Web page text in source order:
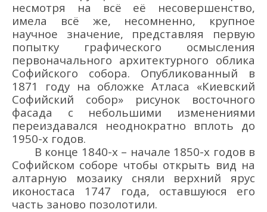
несмотря на всё её несовершенство,
имела всё же, несомненно, крупное
научное значение, представляя первую
попытку графического осмысления
первоначального архитектурного облика
Софийского собора. Опубликованный в
1871 году на обложке Атласа «Киевский
Софийский собор» рисунок восточного
фасада с небольшими изменениями
переиздавался неоднократно вплоть до
1950-х годов.
В конце 1840-х – начале 1850-х годов в
Софийском соборе чтобы открыть вид на
алтарную мозаику сняли верхний ярус
иконостаса 1747 года, оставшуюся его
часть заново позолотили.